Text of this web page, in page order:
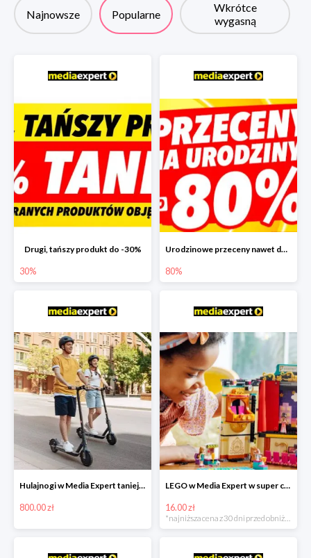
Najnowsze Popularne
Wkrótce
wygasną
Drugi, tańszy produkt do -30%
30%
Urodzinowe przeceny nawet do -80%
80%
Hulajnogi w Media Expert taniej nawet o 800zł!
800.00 zł
LEGO w Media Expert w super cenach!
16.00 zł